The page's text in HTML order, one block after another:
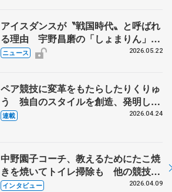
アイスダンスが〝戦国時代〟と呼ばれ
る理由 宇野昌磨の「しょまりん」ら
実力者が相次いで参戦 国内の競争激
ニュース 2026.05.22
ペア競技に変革をもたらしたりくりゅ
う 独自のスタイルを創造、発明した
【引退発表後②】
連載 2026.04.24
中野園子コーチ、教えるためにたこ焼
きを焼いてトイレ掃除も 他の競技に
も通用するという坂本花織の筋肉
インタビュー 2026.04.09